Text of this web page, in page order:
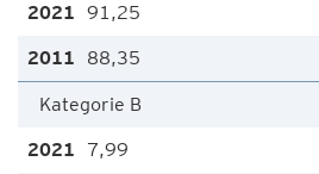
91,25
88,35
Kategorie B
7,99